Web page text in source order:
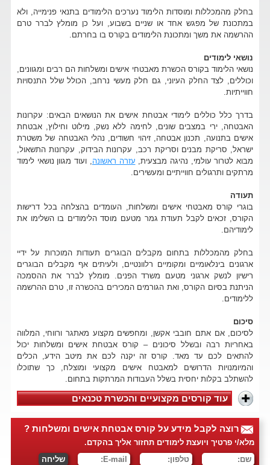
בחלק מהמכללות ומוסדות הלימוד נערכים הלימודים בתנאי פנימייה, ולא
במתכונת של מפגש אחד או שניים בשבוע, ועל כן מומלץ לברר טרם
ההרשמה את משך ומתכונת הלימודים בקורס בו בחרתם.
נושאי לימודים
נושאי הלימוד בקורס הכשרת מאבטחי אישים ומשלחות הם רבים ומגוונים,
וכוללים, לצד החלק העיוני, גם חלק מעשי נרחב, הכולל שלל התנסויות
חווייתיות.
בדרך כלל כוללים לימודי אבטחת אישים את הנושאים הבאים: עקרונות
האבטחה, ירי במצבים שונים, לחימה ללא נשק, מילוט וחילוץ, אבטחת
אישים בתנועה, תכנון אבטחה, זיהוי חשודים, נהלי האבטחה של משטרת
ישראל, סריקת מבנים וסריקת רכב, עקרונות הבידוק, עקרונות התשאול,
מבוא לטרור עולמי, נהיגה מבצעית, עזרה ראשונה , ועוד מגוון נושאי לימוד
מרתקים ותרגולים חווייתיים ומעשירים.
תעודה
בוגרי קורס מאבטחי אישים ומשלחות, העומדים בהצלחה בכל דרישות
הקורס, זכאים לקבל תעודת גמר מטעם מוסד הלימודים בו השלימו את
לימודיהם.
בחלק מהמכללות בתחום מקבלים הבוגרים תעודות המוכרות על ידיי
ארגונים בינלאומיים ומקומיים רלוונטיים, ולעיתים אף מקבלים הבוגרים
רישיון לנשק ארגוני מטעם משרד הפנים. מומלץ לברר את ההסמכה
הניתנת בסיום הקורס, ואת הגורמים המכירים בהכשרה זו, טרם ההרשמה
ללימודים.
סיכום
לסיכום, אם אתם חובבי אקשן, ומחפשים מקצוע מאתגר ורווחי, המלווה
באחריות רבה ובשלל סיכונים – קורס אבטחת אישים ומשלחות יכול
להתאים לכם עד מאד. קורס זה יקנה לכם את מיטב הידע, הכלים
והמיומנויות הדרושים למאבטח אישים מקצועי ומוצלח, כך שתוכלו
להשתלב בקלות יחסית בשלל העבודות המרתקות בתחום.
עוד קורסים מקצועיים והכשרת טכנאים
רוצה לקבל מידע על קורס אבטחת אישים ומשלחות ?
מלא/י פרטיך ויועצת לימודים תחזור אליך בהקדם.